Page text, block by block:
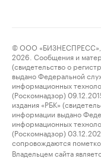
© ООО
2026. Сообщения и
(свидетельство о
выдано Федеральной
информационных
(Роскомнадзор)
издания «РБК»
информации выдано
информационных
(Роскомнадзор)
сопровождаются
Владельцем сайта